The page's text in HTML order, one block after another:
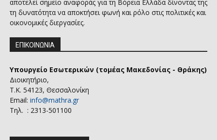
αποτελεί σημείο αναφοράς για τη Βόρεια Ελλάδα δίνοντας της
τη δυνατότητα να αποκτήσει φωνή και ρόλο στις πολιτικές και
οικονομικές διεργασίες.
ΕΠΙΚΟΙΝΩΝΙΑ
Υπουργείο Εσωτερικών (τομέας Μακεδονίας - Θράκης)
Διοικητήριο,
Τ.Κ. 54123, Θεσσαλονίκη
Email: info@mathra.gr
Τηλ. : 2313-501100